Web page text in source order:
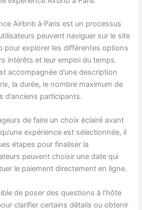
Airbnb à Paris est un processus
peuvent naviguer sur le site
pour explorer les différentes options
intérêts et leur emploi du temps.
accompagnée d’une description
la durée, le nombre maximum de
d’anciens participants.
de faire un choix éclairé avant
expérience est sélectionnée, il
étapes pour finaliser la
peuvent choisir une date qui
le paiement directement en ligne.
de poser des questions à l’hôte
clarifier certains détails ou obtenir